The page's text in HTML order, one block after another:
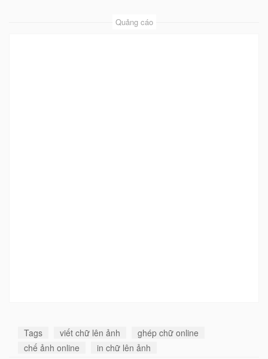
Quảng cáo
Tags viết chữ lên ảnh
ghép chữ online
chế ảnh online
in chữ lên ảnh